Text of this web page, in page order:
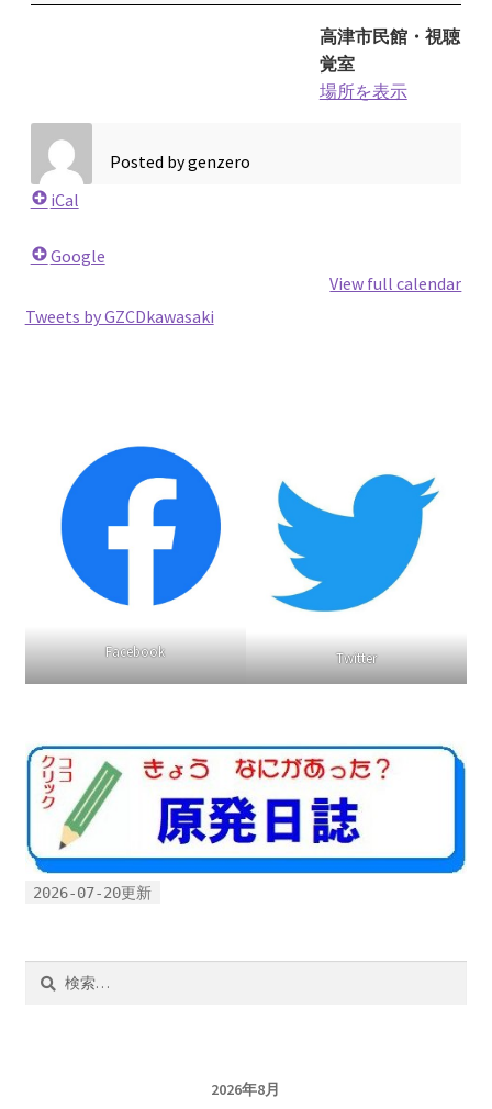
他サイト
問合せ・メルマガ
高津市民館・視聴
覚室
場所を表示
Posted bygenzero
iCal
Google
View full calendar
Tweets by GZCDkawasaki
Facebook Twitter
2026-07-20更新
2026年8月